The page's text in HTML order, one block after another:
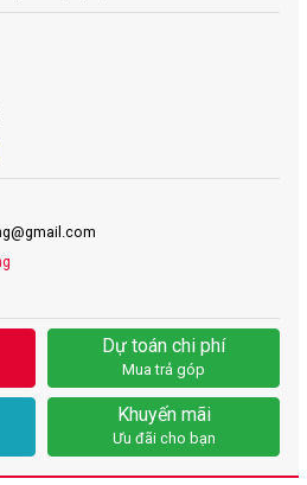
Dự toán chi phí
Mua trả góp
Khuyến mãi
Ưu đãi cho bạn